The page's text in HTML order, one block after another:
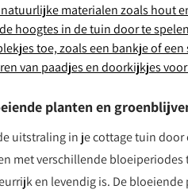
materialen zoals hout
hoogtes in de tuin door te
toe, zoals een bankje of
van paadjes en doorkijkjes
planten en
uitstraling in je cottage tuin
met verschillende
en levendig is. De